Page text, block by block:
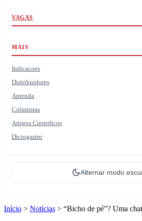
VAGAS
MAIS
Indicacoes
Distribuidores
Aprenda
Colunistas
Artigos Cientificos
Diciogastro
Alternar modo
Início > Notícias > “Bicho de pé”? Uma